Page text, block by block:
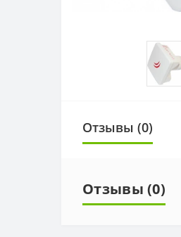
Отзывы (0)
Отзывы (0)